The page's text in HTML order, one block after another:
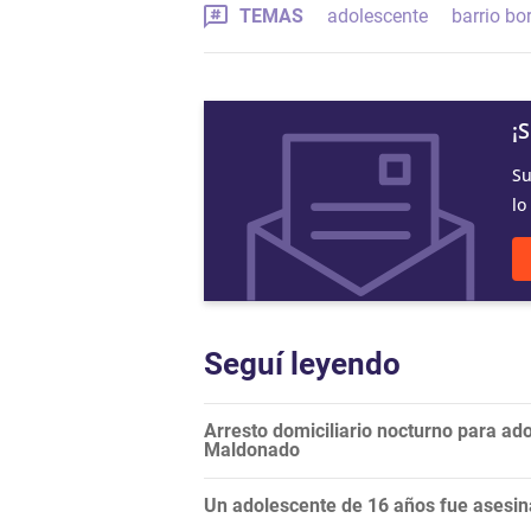
TEMAS adolescente barrio
Seguí leyendo
Arresto domiciliario nocturno para
Maldonado
Un adolescente de 16 años fue